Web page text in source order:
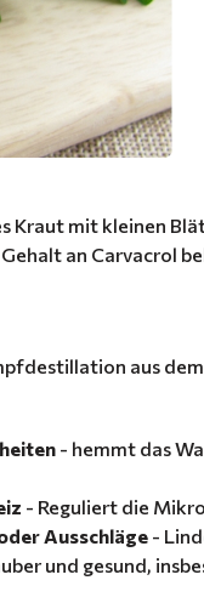
Kraut mit kleinen
an Carvacrol
aus
- hemmt das
- Reguliert die
Ausschläge -
und gesund,